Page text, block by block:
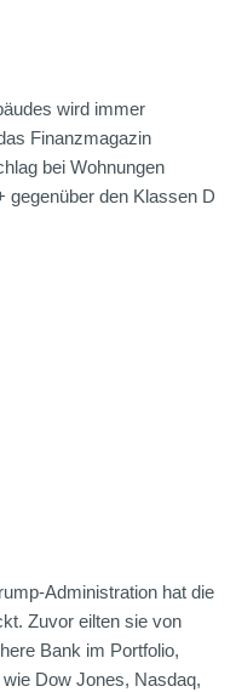
wird immer
Finanzmagazin
bei Wohnungen
gegenüber den Klassen D
Administration hat die
Zuvor eilten sie von
Bank im Portfolio,
Dow Jones, Nasdaq,